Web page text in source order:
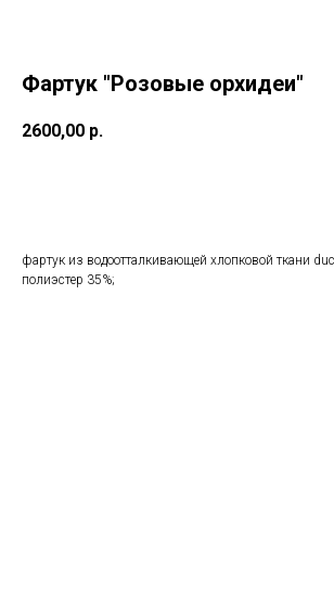
Фартук "Розовые орхидеи"
2600,00 р.
фартук из водоотталкивающей хлопковой ткани
полиэстер 35%;